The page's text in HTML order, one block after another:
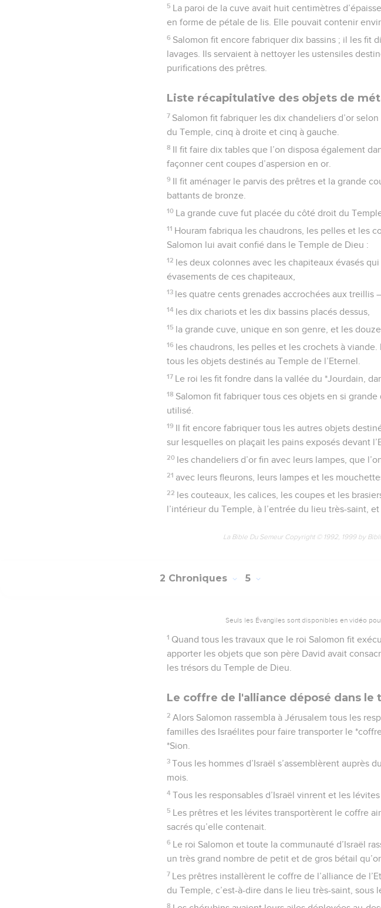
5 La paroi de la cuve avait huit centimètres
en forme de pétale de lis. Elle pouvait contenir
6 Salomon fit encore fabriquer dix bassins ; il les fit
lavages. Ils servaient à nettoyer les ustensiles
purifications des prêtres.
Liste récapitulative des objets de
7 Salomon fit fabriquer les dix chandeliers d’or
du Temple, cinq à droite et cinq à gauche.
8 Il fit faire dix tables que l’on disposa également
façonner cent coupes d’aspersion en or.
9 Il fit aménager le parvis des prêtres et la grande
battants de bronze.
10 La grande cuve fut placée du côté droit du
11 Houram fabriqua les chaudrons, les pelles et les
Salomon lui avait confié dans le Temple de Dieu :
12 les deux colonnes avec les chapiteaux évasés
évasements de ces chapiteaux,
13 les quatre cents grenades accrochées aux
14 les dix chariots et les dix bassins placés dessus,
15 la grande cuve, unique en son genre, et les
16 les chaudrons, les pelles et les crochets à
tous les objets destinés au Temple de l’Eternel.
17 Le roi les fit fondre dans la vallée du *Jourdain,
18 Salomon fit fabriquer tous ces objets en si
utilisé.
19 Il fit encore fabriquer tous les autres objets
sur lesquelles on plaçait les pains exposés devant
20 les chandeliers d’or fin avec leurs lampes, que
21 avec leurs fleurons, leurs lampes et les
22 les couteaux, les calices, les coupes et les
l’intérieur du Temple, à l’entrée du lieu très-saint,
La Bible Du Semeur Copyright © 1992, 1999 by
2 Chroniques 5
Seuls les Évangiles sont disponibles en vidéo
1 Quand tous les travaux que le roi Salomon fit
apporter les objets que son père David avait
les trésors du Temple de Dieu.
Le coffre de l'alliance déposé dans le
2 Alors Salomon rassembla à Jérusalem tous les
familles des Israélites pour faire transporter le
*Sion.
3 Tous les hommes d’Israël s’assemblèrent auprès
mois.
4 Tous les responsables d’Israël vinrent et les
5 Les prêtres et les lévites transportèrent le coffre
sacrés qu’elle contenait.
6 Le roi Salomon et toute la communauté d’Israël
un très grand nombre de petit et de gros bétail
7 Les prêtres installèrent le coffre de l’alliance de
du Temple, c’est-à-dire dans le lieu très-saint, sous
8